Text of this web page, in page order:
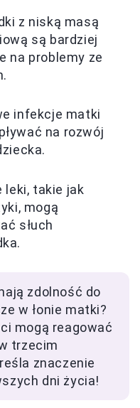
z niską masą
są bardziej
na problemy ze
infekcje matki
na rozwój
leki, takie jak
mogą
słuch
zdolność do
w łonie matki?
mogą reagować
trzecim
znaczenie
dni życia!